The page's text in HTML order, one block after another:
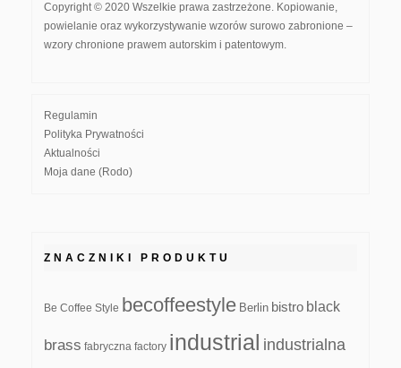
Copyright © 2020 Wszelkie prawa zastrzeżone. Kopiowanie,
powielanie oraz wykorzystywanie wzorów surowo zabronione –
wzory chronione prawem autorskim i patentowym.
Regulamin
Polityka Prywatności
Aktualności
Moja dane (Rodo)
ZNACZNIKI PRODUKTU
Be Coffee Style becoffeestyle Berlin bistro black
brass fabryczna factory industrial industrialna